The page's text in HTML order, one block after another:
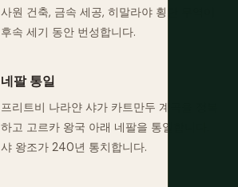
사원 건축, 금속 세공, 히말라야 횡단 무역이
후속 세기 동안 번성합니다.
네팔 통일
프리트비 나라얀 샤가 카트만두 계곡을 정복
하고 고르카 왕국 아래 네팔을 통일합니다.
샤 왕조가 240년 통치합니다.